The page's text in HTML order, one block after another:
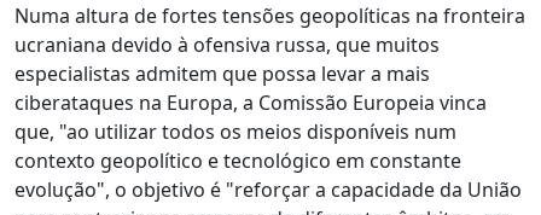
Numa altura de fortes tensões geopolíticas na fronteira
ucraniana devido à ofensiva russa, que muitos
especialistas admitem que possa levar a mais
ciberataques na Europa, a Comissão Europeia vinca
que, "ao utilizar todos os meios disponíveis num
contexto geopolítico e tecnológico em constante
evolução", o objetivo é "reforçar a capacidade da União